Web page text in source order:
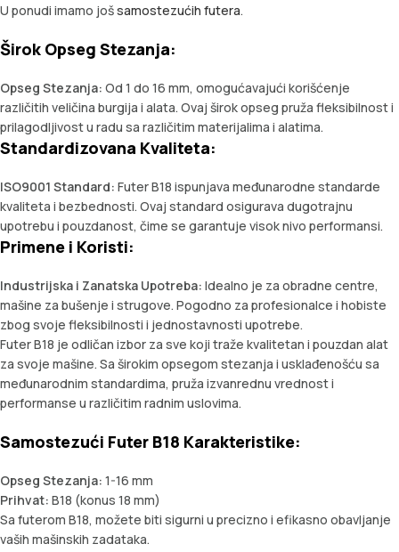
U ponudi imamo jošsamostezućih futera.
Širok Opseg Stezanja:
Opseg Stezanja: Od 1 do 16 mm, omogućavajući korišćenje
različitih veličina burgija i alata. Ovaj širok opseg pruža fleksibilnost i
prilagodljivost u radu sa različitim materijalima i alatima.
Standardizovana Kvaliteta:
ISO9001 Standard: Futer B18 ispunjava međunarodne standarde
kvaliteta i bezbednosti. Ovaj standard osigurava dugotrajnu
upotrebu i pouzdanost, čime se garantuje visok nivo performansi.
Primene i Koristi:
Industrijska i Zanatska Upotreba: Idealno je za obradne centre,
mašine za bušenje i strugove. Pogodno za profesionalce i hobiste
zbog svoje fleksibilnosti i jednostavnosti upotrebe.
Futer B18 je odličan izbor za sve koji traže kvalitetan i pouzdan alat
za svoje mašine. Sa širokim opsegom stezanja i usklađenošću sa
međunarodnim standardima, pruža izvanrednu vrednost i
performanse u različitim radnim uslovima.
Samostezući Futer B18 Karakteristike:
Opseg Stezanja: 1-16 mm
Prihvat: B18 (konus 18 mm)
Sa futerom B18, možete biti sigurni u precizno i efikasno obavljanje
vaših mašinskih zadataka.